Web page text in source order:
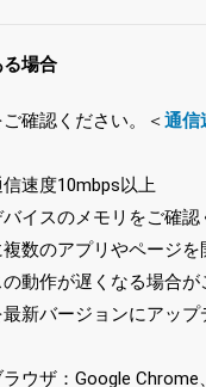
場合
確認ください。＜通信
速度10mbps以上
イスのメモリをご確認
複数のアプリやページ
動作が遅くなる場合が
新バージョンにアッ
ウザ：Google Chrome